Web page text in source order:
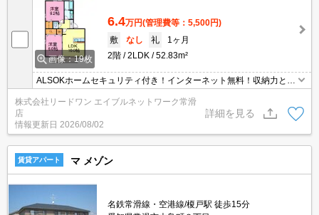
画像：19枚
6.4万円(管理費等：5,500円)
敷
なし 礼
1ヶ月
2階
2LDK 52.83m²
ALSOKホームセキュリティ付き！インターネット無料！収納力と充
実の設備！
株式会社リードワン エイブルネットワーク常滑
店
情報更新日 2026/08/02
詳細を見る
賃貸アパート マ メゾン
名鉄常滑線・空港線/榎戸駅 徒歩15分